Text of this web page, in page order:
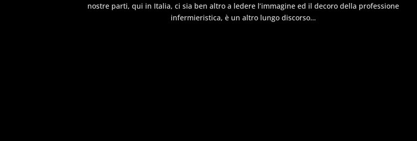
nostre parti, qui in Italia, ci sia ben altro a ledere l’immagine ed il decoro della professione
infermieristica, è un altro lungo discorso…